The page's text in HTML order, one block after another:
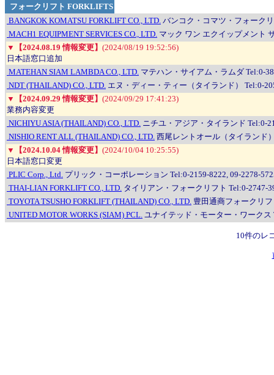
フォークリフト FORKLIFTS
BANGKOK KOMATSU FORKLIFT CO., LTD. バンコク・コマツ・フォーク
MACH1 EQUIPMENT SERVICES CO., LTD. マック ワン エクイップメント
▼
【2024.08.19 情報変更】 (2024/08/19 19:52:56)
日本語窓口追加
MATEHAN SIAM LAMBDA CO., LTD. マテハン・サイアム・ラムダ Tel:0-
NDT (THAILAND) CO., LTD. エヌ・ディー・ティー（タイランド） Tel:0-
▼
【2024.09.29 情報変更】 (2024/09/29 17:41:23)
業務内容変更
NICHIYU ASIA (THAILAND) CO., LTD. ニチユ・アジア・タイランド Tel:0-
NISHIO RENT ALL (THAILAND) CO., LTD. 西尾レントオール（タイランド
▼
【2024.10.04 情報変更】 (2024/10/04 10:25:55)
日本語窓口変更
PLIC Corp., Ltd. プリック・コーポレーション Tel:0-2159-8222, 09-2278-
THAI-LIAN FORKLIFT CO., LTD. タイリアン・フォークリフト Tel:0-2747-
TOYOTA TSUSHO FORKLIFT (THAILAND) CO., LTD. 豊田通商フォークリ
UNITED MOTOR WORKS (SIAM) PCL. ユナイテッド・モーター・ワークス
10件のレ